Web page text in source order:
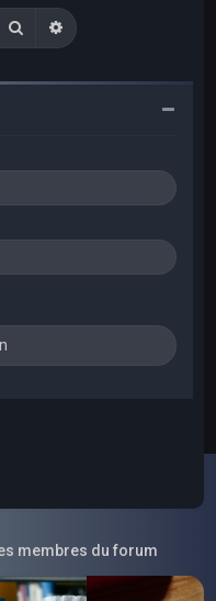
RechercherRecherche avancée
membres du forum